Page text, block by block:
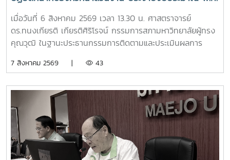
2569 ครั้งที่ 3/2569
เมื่อวันที่ 6 สิงหาคม 2569 เวลา 13.30 น. ศาสตราจารย์
ดร.ทนงเกียรติ เกียรติศิริโรจน์ กรรมการสภามหาวิทยาลัยผู้ทรง
คุณวุฒิ ในฐานะประธานกรรมการติดตามและประเมินผลการ
เป็นประธานการประชุมคณะกรรมการติดตามและประเมินผลการ
สภามหาวิทยาลัย ชั้น 5 อาคารสำนักงานมหาวิทยาลัย 2
มหาวิทยาลัยแม่โจ้ ในการประชุมครั้งนี้ มีคณะกรรมการเข้าร่วม
ประชุม ประกอบด้วย ผู้ช่วยศาสตราจารย์ ดร.สุริยจรัส เตชะตัน
มีนสกุล รองอธิการบดี (ผู้แทนอธิการบดี) ผู้ช่วยศาสตราจารย์
ดร.ชนาพร ขันธบุตร รองศาสตราจารย์ ว่าที่ร้อยตรี ดร.จงกล
พรมยะ ผู้ช่วยศาสตราจารย์ ดร.พิมพ์ชนก สังข์แก้ว ประธาน
7 สิงหาคม 2569 | 43